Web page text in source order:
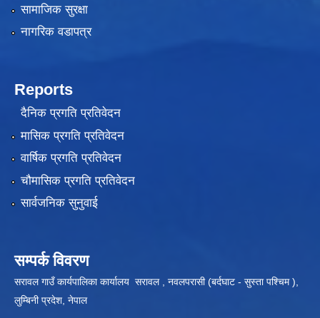
सामाजिक सुरक्षा
नागरिक वडापत्र
Reports
दैनिक प्रगति प्रतिवेदन
मासिक प्रगति प्रतिवेदन
वार्षिक प्रगति प्रतिवेदन
चौमासिक प्रगति प्रतिवेदन
सार्वजनिक सुनुवाई
सम्पर्क विवरण
सरावल गाउँ कार्यपालिका कार्यालय सरावल , नवलपरासी (बर्दघाट - सुस्ता पश्चिम ),
लुम्बिनी प्रदेश, नेपाल